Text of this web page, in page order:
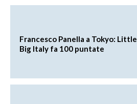
Francesco Panella a Tokyo: Little
Big Italy fa 100 puntate